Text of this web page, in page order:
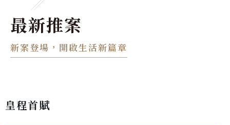
最新推案
新案登場，開啟生活新篇章
皇程首賦